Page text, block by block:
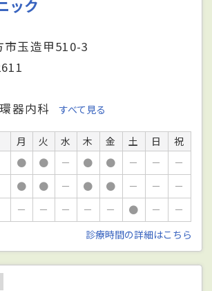
ック
市玉造甲510-3
器内科 すべて見る
月 火 水 木 金 土 日
祝
● ● － ● ● － －
－
● ● － ● ● － －
－
－ － － － － ● －
－
診療時間の詳細はこちら